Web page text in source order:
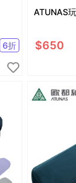
6折
ATUNAS
$650